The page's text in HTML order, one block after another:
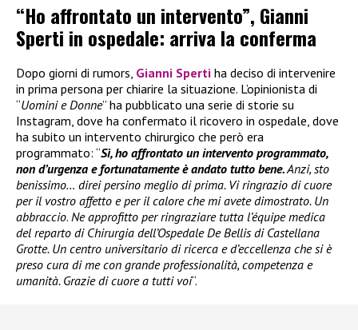
“Ho affrontato un intervento”, Gianni
Sperti in ospedale: arriva la conferma
Dopo giorni di rumors, Gianni Sperti ha deciso di intervenire
in prima persona per chiarire la situazione. L’opinionista di
“Uomini e Donne” ha pubblicato una serie di storie su
Instagram, dove ha confermato il ricovero in ospedale, dove
ha subito un intervento chirurgico che però era
programmato: “Sì, ho affrontato un intervento programmato,
non d’urgenza e fortunatamente è andato tutto bene.Anzi, sto
benissimo… direi persino meglio di prima. Vi ringrazio di cuore
per il vostro affetto e per il calore che mi avete dimostrato. Un
abbraccio. Ne approfitto per ringraziare tutta l’équipe medica
del reparto di Chirurgia dell’Ospedale De Bellis di Castellana
Grotte. Un centro universitario di ricerca e d’eccellenza che si è
preso cura di me con grande professionalità, competenza e
umanità. Grazie di cuore a tutti voi“.